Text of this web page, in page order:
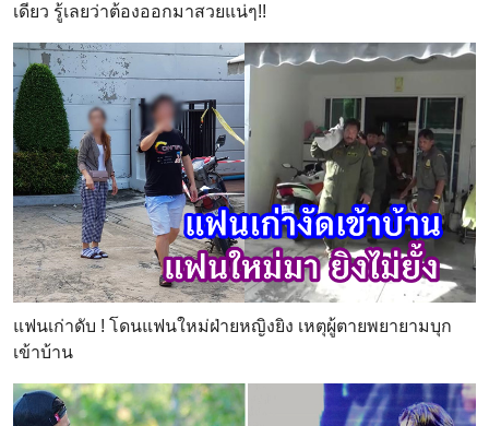
เดียว รู้เลยว่าต้องออกมาสวยแน่ๆ!!
แฟนเก่าดับ ! โดนแฟนใหม่ฝ่ายหญิงยิง เหตุผู้ตายพยายามบุก
เข้าบ้าน